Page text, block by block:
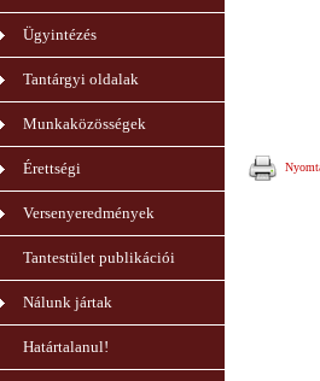
Ügyintézés
Tantárgyi oldalak
Munkaközösségek
Érettségi
Versenyeredmények
Tantestület publikációi
Nálunk jártak
Határtalanul!